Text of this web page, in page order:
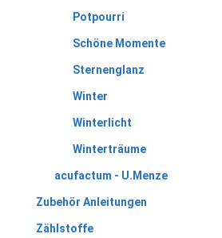
Potpourri
Schöne Momente
Sternenglanz
Winter
Winterlicht
Winterträume
acufactum - U.Menze
Zubehör Anleitungen
Zählstoffe